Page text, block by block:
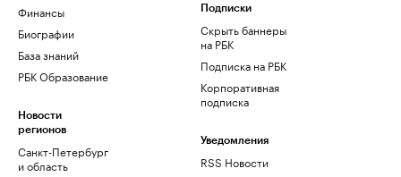
Финансы
Биографии
База знаний
РБК Образование
Новости
регионов
Санкт-Петербург
и область
Подписки
Скрыть баннеры
на РБК
Подписка на РБК
Корпоративная
подписка
Уведомления
RSS Новости